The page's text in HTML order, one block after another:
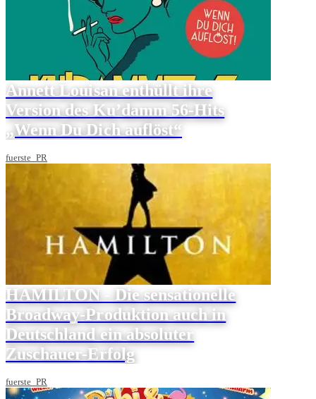
Annett Louisan enthüllt ihre
Version des Ku’damm 56-Hits
„Wenn Du Dich auflöst“
fuerste_PR
HAMILTON - Die sensationelle
Broadway-Produktion auch in
Deutschland ein absoluter
Zuschauer-Erfolg
fuerste_PR